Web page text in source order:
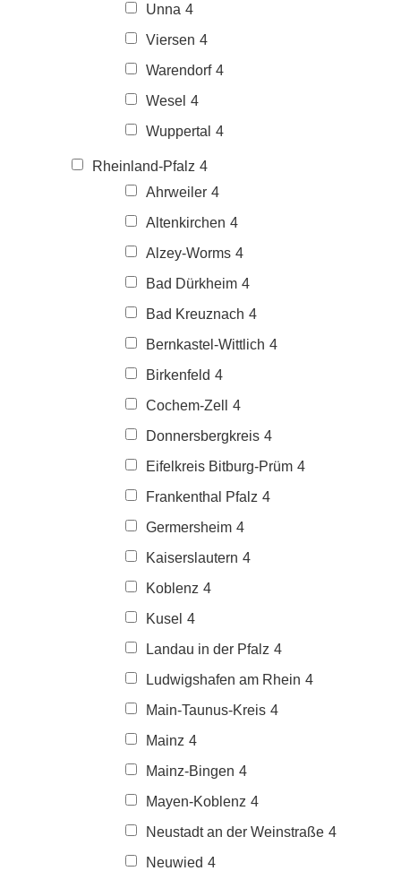
Unna 4
Viersen 4
Warendorf 4
Wesel 4
Wuppertal 4
Rheinland-Pfalz 4
Ahrweiler 4
Altenkirchen 4
Alzey-Worms 4
Bad Dürkheim 4
Bad Kreuznach 4
Bernkastel-Wittlich 4
Birkenfeld 4
Cochem-Zell
4
Donnersbergkreis 4
Eifelkreis Bitburg-Prüm 4
Frankenthal Pfalz 4
Germersheim 4
Kaiserslautern 4
Koblenz 4
Kusel 4
Landau in der Pfalz 4
Ludwigshafen am Rhein 4
Main-Taunus-Kreis 4
Mainz 4
Mainz-Bingen 4
Mayen-Koblenz 4
Neustadt an der Weinstraße 4
Neuwied 4